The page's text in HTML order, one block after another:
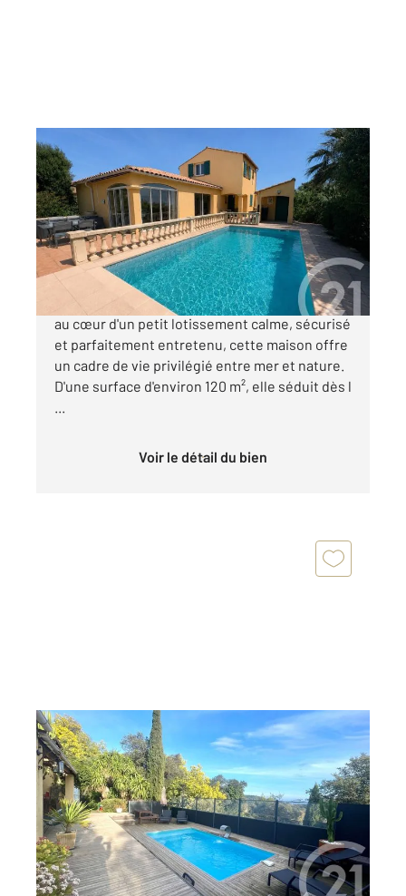
BORMES LES MIMOSAS 83
118,30 m , 4 pièces
Ref : 1958
Maison à vendre
795 000 €
Située dans la plaine de Bormes-les-Mimosas,
au cœur d'un petit lotissement calme, sécurisé
et parfaitement entretenu, cette maison offre
un cadre de vie privilégié entre mer et nature.
D'une surface d'environ 120 m², elle séduit dès l
...
Voir le détail du bien
BORMES LES MIMOSAS 83
138 m2, 5 pièces
Ref : 1879
Maison à vendre
695 000 €
Dans un véritable écrin de verdure, cette villa